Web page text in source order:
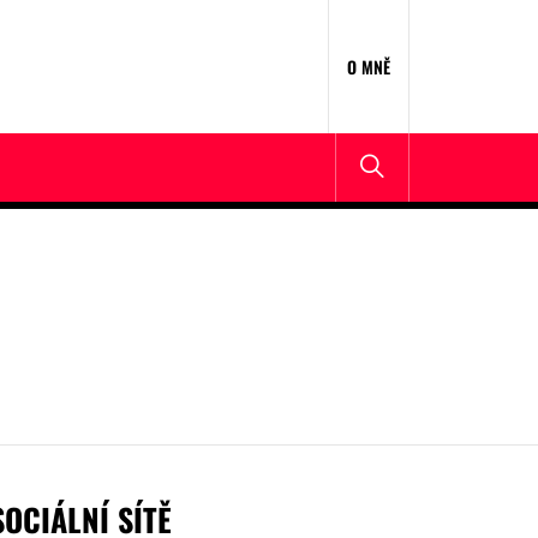
O MNĚ
SÍTĚ